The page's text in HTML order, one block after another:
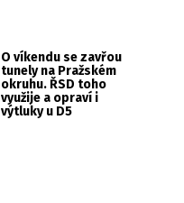
O víkendu se zavřou
tunely na Pražském
okruhu. ŘSD toho
využije a opraví i
výtluky u D5